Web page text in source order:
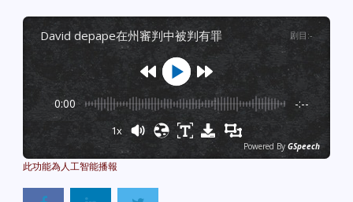
david depape在州審判中被判有罪 剧目 :-
0:00 -:--
1x
Powered By GSpeech